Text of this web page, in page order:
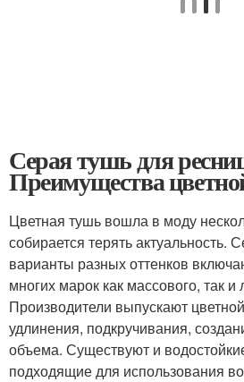
Серая тушь для
Преимущества
Цветная тушь вошла в моду
собирается терять актуальность.
варианты разных оттенков
многих марок как массового, так и
Производители выпускают
удлинения, подкручивания,
объема. Существуют и
подходящие для использования